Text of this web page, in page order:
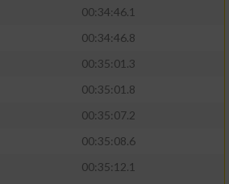
00:34:46.1
00:34:46.8
00:35:01.3
00:35:01.8
00:35:07.2
00:35:08.6
00:35:12.1